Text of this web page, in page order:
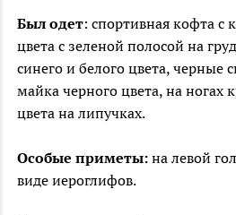
Был одет: спортивная кофта
цвета с зеленой полосой на
синего и белого цвета, черные
майка черного цвета, на ногах
цвета на липучках.
Особые приметы: на левой
виде иероглифов.